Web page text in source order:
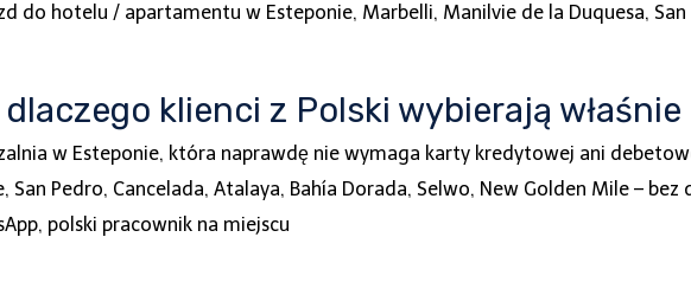
do hotelu / apartamentu w Esteponie, Marbelli, Manilvie de la Duquesa, San
klienci z Polski wybierają właśnie
w Esteponie, która naprawdę nie wymaga karty kredytowej ani
San Pedro, Cancelada, Atalaya, Bahía Dorada, Selwo, New Golden Mile – bez
polski pracownik na miejscu